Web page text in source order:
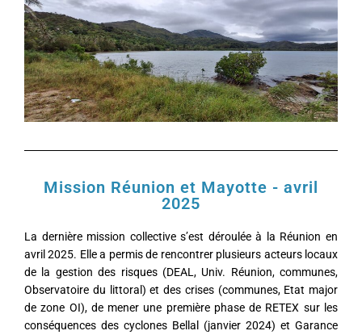
Mission Réunion et Mayotte - avril
2025
La dernière mission collective s’est déroulée à la Réunion en
avril 2025. Elle a permis de rencontrer plusieurs acteurs locaux
de la gestion des risques (DEAL, Univ. Réunion, communes,
Observatoire du littoral) et des crises (communes, Etat major
de zone OI), de mener une première phase de RETEX sur les
conséquences des cyclones Bellal (janvier 2024) et Garance